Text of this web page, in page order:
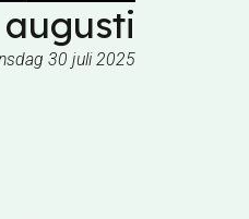
30 juli 2025